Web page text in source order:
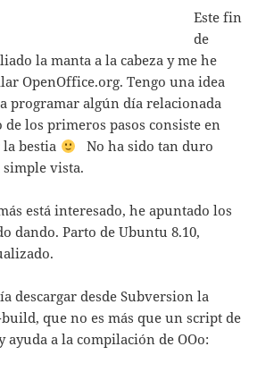
Este fin
de
la manta a la cabeza y me he
OpenOffice.org. Tengo una idea
programar algún día relacionada
de los primeros pasos consiste en
bestia
No ha sido tan duro
simple vista.
está interesado, he apuntado los
dando. Parto de Ubuntu 8.10,
descargar desde Subversion la
que no es más que un script de
a la compilación de OOo: